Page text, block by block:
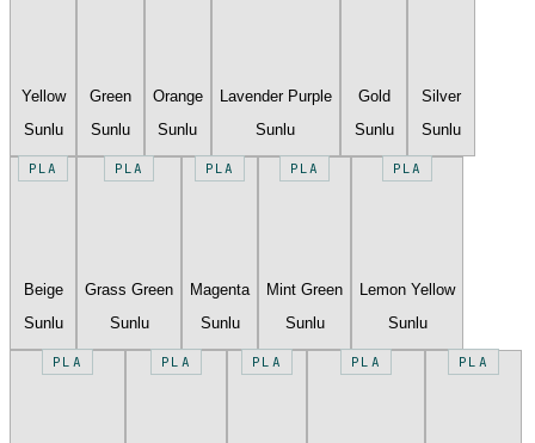
Yellow
Sunlu
Green
Sunlu
Orange
Sunlu
Lavender Purple
Sunlu
Gold
Sunlu
Silver
Sunlu
PLA
Beige
Sunlu
PLA
Grass Green
Sunlu
PLA
Magenta
Sunlu
PLA
Mint Green
Sunlu
PLA
Lemon Yellow
Sunlu
PLA PLA PLA PLA PLA